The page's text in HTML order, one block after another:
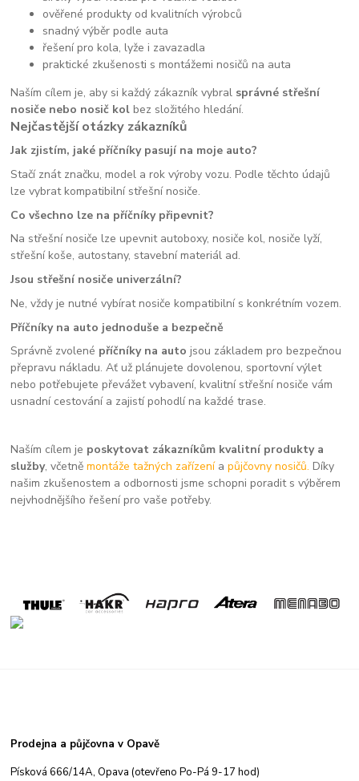
ověřené produkty od kvalitních výrobců
snadný výběr podle auta
řešení pro kola, lyže i zavazadla
praktické zkušenosti s montážemi nosičů na auta
Naším cílem je, aby si každý zákazník vybral správné střešní
nosiče nebo nosič kol bez složitého hledání.
Nejčastější otázky zákazníků
Jak zjistím, jaké příčníky pasují na moje auto?
Stačí znát značku, model a rok výroby vozu. Podle těchto údajů
lze vybrat kompatibilní střešní nosiče.
Co všechno lze na příčníky připevnit?
Na střešní nosiče lze upevnit autoboxy, nosiče kol, nosiče lyží,
střešní koše, autostany, stavební materiál ad.
Jsou střešní nosiče univerzální?
Ne, vždy je nutné vybírat nosiče kompatibilní s konkrétním vozem.
Příčníky na auto jednoduše a bezpečně
Správně zvolené příčníky na auto jsou základem pro bezpečnou
přepravu nákladu. Ať už plánujete dovolenou, sportovní výlet
nebo potřebujete převážet vybavení, kvalitní střešní nosiče vám
usnadní cestování a zajistí pohodlí na každé trase.
Naším cílem je poskytovat zákazníkům kvalitní produkty a
služby, včetněmontáže tažných zařízení apůjčovny nosičů. Díky
našim zkušenostem a odbornosti jsme schopni poradit s výběrem
nejvhodnějšího řešení pro vaše potřeby.
Prodejna a půjčovna v Opavě
Písková 666/14A, Opava (otevřeno Po-Pá 9-17 hod)